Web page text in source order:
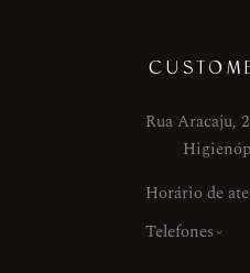
Rua Aracaju,
Horário de
Telefones